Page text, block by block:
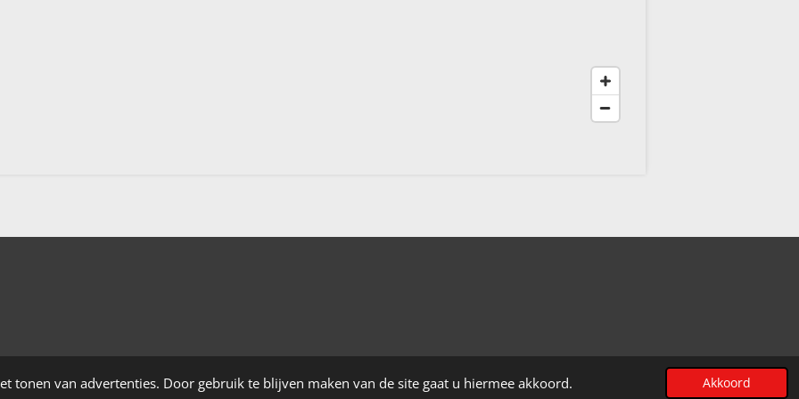
tonen van advertenties. Door gebruik te blijven maken van de site gaat u hiermee akkoord. Akkoord